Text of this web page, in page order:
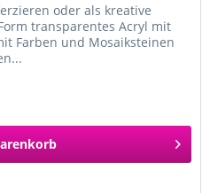
oder als kreative
transparentes Acryl mit
Farben und Mosaiksteinen